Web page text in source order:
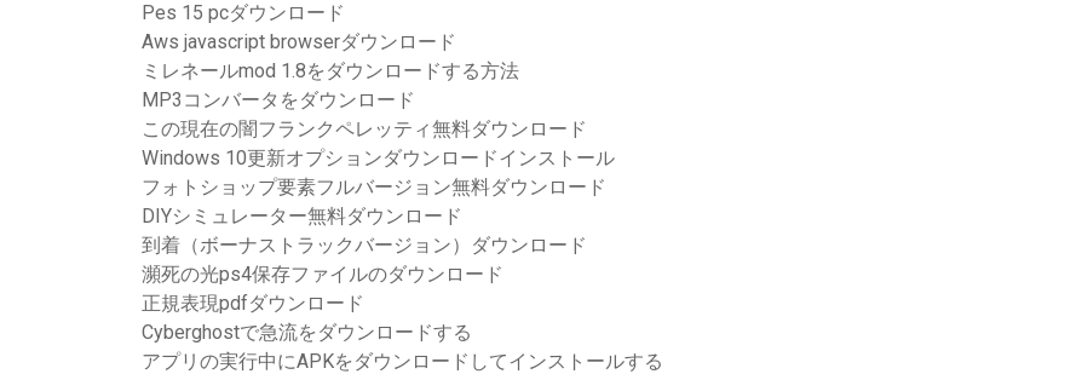
Pes 15 pcダウンロード
Aws javascript browserダウンロード
ミレネールmod 1.8をダウンロードする方法
MP3コンバータをダウンロード
この現在の闇フランクペレッティ無料ダウンロード
Windows 10更新オプションダウンロードインストール
フォトショップ要素フルバージョン無料ダウンロード
DIYシミュレーター無料ダウンロード
到着（ボーナストラックバージョン）ダウンロード
瀕死の光ps4保存ファイルのダウンロード
正規表現pdfダウンロード
Cyberghostで急流をダウンロードする
アプリの実行中にAPKをダウンロードしてインストールする